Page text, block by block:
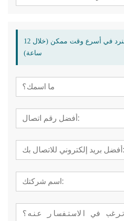
الحصول على آخر سعر؟ سنرد في أسرع وقت ممكن (خلال 12
ساعة)